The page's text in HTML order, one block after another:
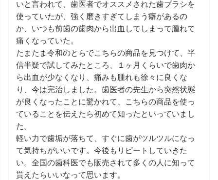
いと言われて、歯医者でオススメされた歯ブラシを
使っていたが、強く磨きすぎてしまう癖があるの
か、いつも前歯の歯肉から出血してしまって腫れて
痛くなっていた。
たまたま令和のとらでこちらの商品を見つけて、半
信半疑で試してみたところ、１ヶ月くらいで歯肉か
ら出血が少なくなり、痛みも腫れも徐々に良くな
り、今は完治しました。歯医者の先生から突然状態
が良くなったことに驚かれて、こちらの商品を使っ
ていることを伝えたら初めて知ったといっていまし
た。
軽い力で歯垢が落ちて、すぐに歯がツルツルになっ
て気持ちがいいです。今後もリピートしていきた
い。全国の歯科医でも販売されて多くの人に知って
貰えたらいいなって思います。